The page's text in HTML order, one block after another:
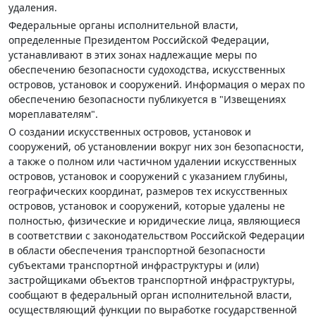
удаления.
Федеральные органы исполнительной власти,
определенные Президентом Российской Федерации,
устанавливают в этих зонах надлежащие меры по
обеспечению безопасности судоходства, искусственных
островов, установок и сооружений. Информация о мерах по
обеспечению безопасности публикуется в "Извещениях
мореплавателям".
О создании искусственных островов, установок и
сооружений, об установлении вокруг них зон безопасности,
а также о полном или частичном удалении искусственных
островов, установок и сооружений с указанием глубины,
географических координат, размеров тех искусственных
островов, установок и сооружений, которые удалены не
полностью, физические и юридические лица, являющиеся
в соответствии с законодательством Российской Федерации
в области обеспечения транспортной безопасности
субъектами транспортной инфраструктуры и (или)
застройщиками объектов транспортной инфраструктуры,
сообщают в федеральный орган исполнительной власти,
осуществляющий функции по выработке государственной